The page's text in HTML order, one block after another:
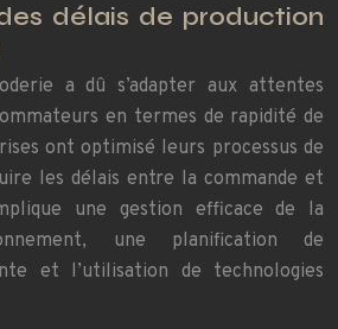
délais de production
a dû s’adapter aux attentes
en termes de rapidité de
ont optimisé leurs processus de
les délais entre la commande et
une gestion efficace de la
une planification de
et l’utilisation de technologies